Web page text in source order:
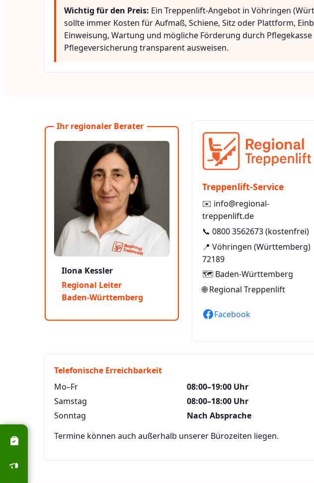
Wichtig für den Preis: Ein Treppenlift-Angebot in Vöhringen
sollte immer Kosten für Aufmaß, Schiene, Sitz oder Plattform,
Einweisung, Wartung und mögliche Förderung durch
Pflegeversicherung transparent ausweisen.
Ihr regionaler Berater
Ilona Kessler
Regional Leiter
Baden-Württemberg
Treppenlift-Service
✉️ info@regional-
treppenlift.de
📞 0800 3562673(kostenfrei)
📍 Vöhringen (Württemberg)
72189
🗺️ Baden-Württemberg
🌐Regional Treppenlift
Facebook
Telefonische Erreichbarkeit
Mo–Fr
08:00–19:00 Uhr
Samstag
08:00–18:00 Uhr
Sonntag
Nach Absprache
Termine können auch außerhalb unserer Bürozeiten liegen.